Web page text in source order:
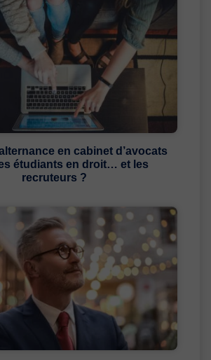
en cabinet d’avocats
étudiants en droit… et les
recruteurs ?